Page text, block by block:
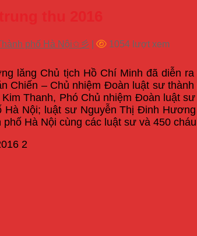
phố Hà Nội✩彡 1054 lượt xem
lăng Chủ tịch Hồ Chí Minh đã diễn
Chiến – Chủ nhiệm Đoàn luật sư
Thanh, Phó Chủ nhiệm Đoàn luật
Nội; luật sư Nguyễn Thị Đinh
Hà Nội cùng các luật sư và 450